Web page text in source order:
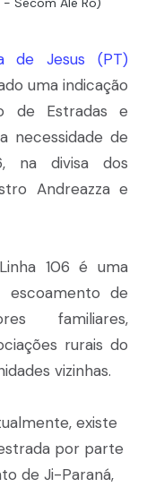
de Jesus (PT)
uma indicação
de Estradas e
necessidade de
na divisa dos
Andreazza e
106 é uma
de
familiares,
rurais do
vizinhas.
existe
por parte
de Ji-Paraná,